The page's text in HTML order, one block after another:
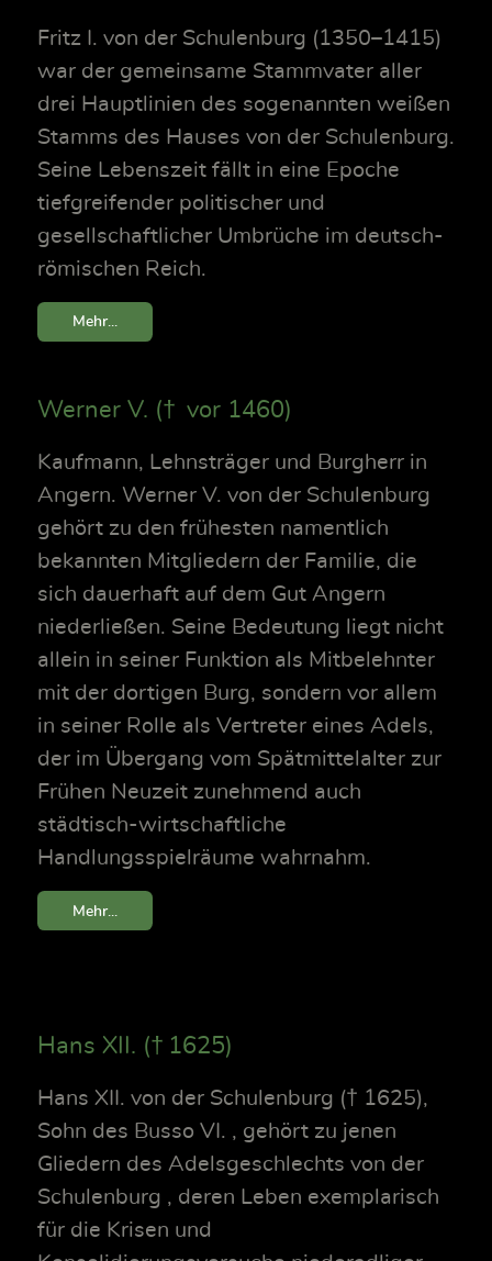
Fritz I. von der Schulenburg (1350–1415)
war der gemeinsame Stammvater aller
drei Hauptlinien des sogenannten weißen
Stamms des Hauses von der Schulenburg.
Seine Lebenszeit fällt in eine Epoche
tiefgreifender politischer und
gesellschaftlicher Umbrüche im deutsch-
römischen Reich.
Mehr...
Werner V. († vor 1460)
Kaufmann, Lehnsträger und Burgherr in
Angern. Werner V. von der Schulenburg
gehört zu den frühesten namentlich
bekannten Mitgliedern der Familie, die
sich dauerhaft auf dem Gut Angern
niederließen. Seine Bedeutung liegt nicht
allein in seiner Funktion als Mitbelehnter
mit der dortigen Burg, sondern vor allem
in seiner Rolle als Vertreter eines Adels,
der im Übergang vom Spätmittelalter zur
Frühen Neuzeit zunehmend auch
städtisch-wirtschaftliche
Handlungsspielräume wahrnahm.
Mehr...
Hans XII. († 1625)
Hans XII. von der Schulenburg († 1625),
Sohn des Busso VI. , gehört zu jenen
Gliedern des Adelsgeschlechts von der
Schulenburg , deren Leben exemplarisch
für die Krisen und